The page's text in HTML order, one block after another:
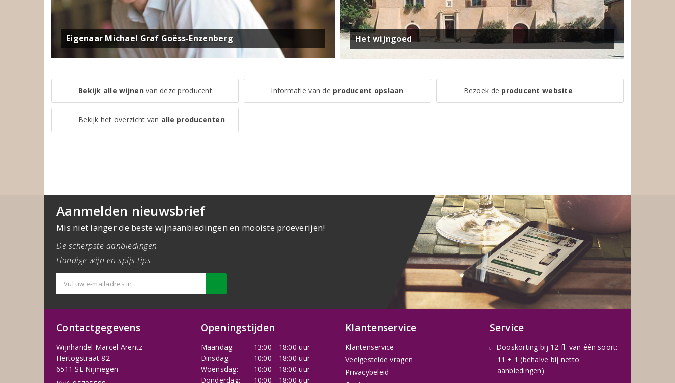
Eigenaar Michael Graf Goëss-Enzenberg Het wijngoed
Bekijk alle wijnenvan deze producent Informatie van de producent opslaan Bezoek de producent website
Bekijk het overzicht van alle producenten
Aanmelden nieuwsbrief
Mis niet langer de beste wijnaanbiedingen en mooiste proeverijen!
De scherpste aanbiedingen
Handige wijn en spijs tips
Contactgegevens
Wijnhandel Marcel Arentz
Hertogstraat 82
6511 SE Nijmegen
Openingstijden
Maandag:
13:00 - 18:00 uur
Dinsdag:
10:00 - 18:00 uur
Woensdag:
10:00 - 18:00 uur
Donderdag:
10:00 - 18:00 uur
Klantenservice
Klantenservice
Veelgestelde vragen
Privacybeleid
Service
Dooskorting bij 12 fl. van één soort:
11 + 1 (behalve bij netto
aanbiedingen)